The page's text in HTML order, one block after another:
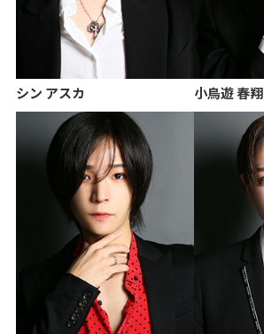
シン アスカ 小鳥遊 春翔